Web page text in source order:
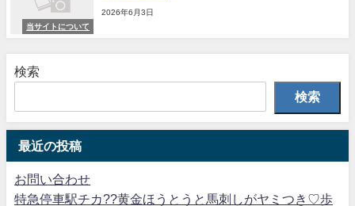
当サイトについて
2026年6月3日
検索
検索
最近の投稿
お問い合わせ
特急停車駅チカ??黄金ほうとうと馬刺しがヤミつき♡歩